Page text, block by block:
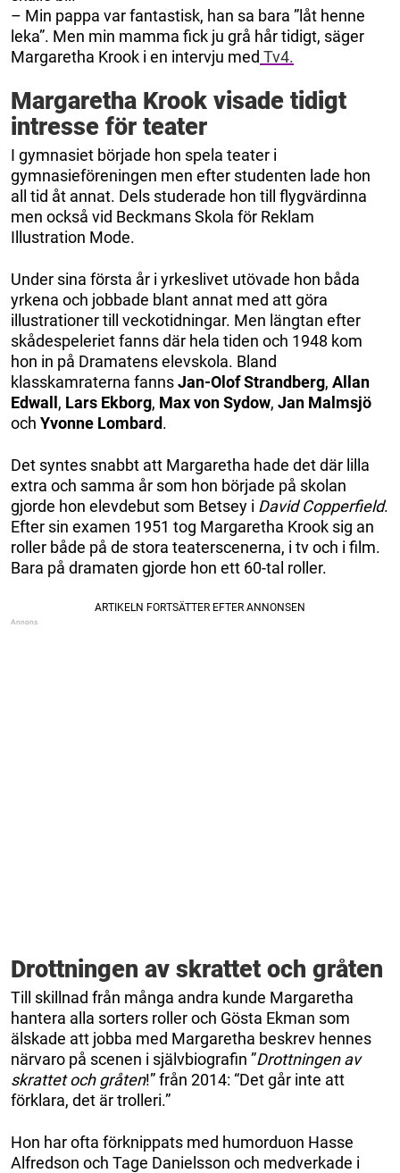
– Min pappa var fantastisk, han sa bara ”låt henne
leka”. Men min mamma fick ju grå hår tidigt, säger
Margaretha Krook i en intervju med Tv4.
Margaretha Krook visade tidigt
intresse för teater
I gymnasiet började hon spela teater i
gymnasieföreningen men efter studenten lade hon
all tid åt annat. Dels studerade hon till flygvärdinna
men också vid Beckmans Skola för Reklam
Illustration Mode.
Under sina första år i yrkeslivet utövade hon båda
yrkena och jobbade blant annat med att göra
illustrationer till veckotidningar. Men längtan efter
skådespeleriet fanns där hela tiden och 1948 kom
hon in på Dramatens elevskola. Bland
klasskamraterna fannsJan-Olof Strandberg, Allan
Edwall , Lars Ekborg, Max von Sydow, Jan Malmsjö
och Yvonne Lombard.
Det syntes snabbt att Margaretha hade det där lilla
extra och samma år som hon började på skolan
gjorde hon elevdebut som Betsey i David Copperfield.
Efter sin examen 1951 tog Margaretha Krook sig an
roller både på de stora teaterscenerna, i tv och i film.
Bara på dramaten gjorde hon ett 60-tal roller.
Drottningen av skrattet och gråten
Till skillnad från många andra kunde Margaretha
hantera alla sorters roller och Gösta Ekman som
älskade att jobba med Margaretha beskrev hennes
närvaro på scenen i självbiografin ”Drottningen av
skrattet och gråten!” från 2014: “Det går inte att
förklara, det är trolleri.”
Hon har ofta förknippats med humorduon Hasse
Alfredson och Tage Danielsson och medverkade i